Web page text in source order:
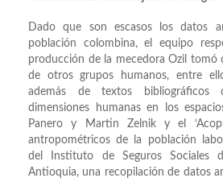
Dado que son escasos los datos
población colombina, el equipo
producción de la mecedora Ozil tomó
de otros grupos humanos, entre
además de textos bibliográficos
dimensiones humanas en los
Panero y Martin Zelnik y el
antropométricos de la población
del Instituto de Seguros Sociales
Antioquia, una recopilación de datos